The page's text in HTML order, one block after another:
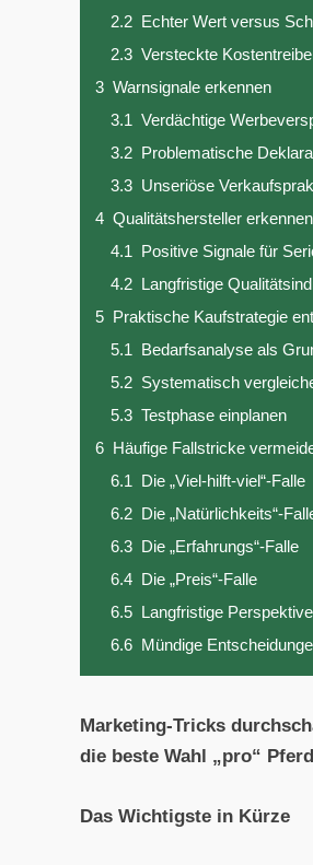
2.2 Echter Wert versus
2.3 Versteckte
3 Warnsignale erkennen
3.1 Verdächtige
3.2 Problematische
3.3 Unseriöse
4 Qualitätshersteller erkennen
4.1 Positive Signale für
4.2 Langfristige
5 Praktische Kaufstrategie
5.1 Bedarfsanalyse als
5.2 Systematisch
5.3 Testphase einplanen
6 Häufige Fallstricke
6.1 Die „Viel-hilft-viel“-Falle
6.2 Die „Natürlichkeits“-
6.3 Die „Erfahrungs“-Falle
6.4 Die „Preis“-Falle
6.5 Langfristige
6.6 Mündige
Marketing-Tricks
die beste Wahl „pro“
Das Wichtigste in Kürze